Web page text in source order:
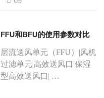
FFU和BFU的使用参数对比
层流送风单元（FFU）|风机
过滤单元|高效送风口|保湿
型高效送风口| …